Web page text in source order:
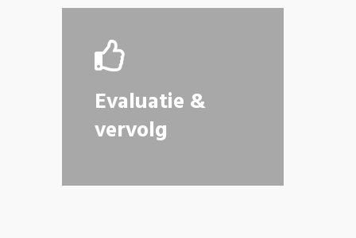
Evaluatie &
vervolg